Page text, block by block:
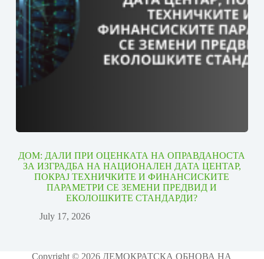
ДОМ: ДАЛИ ПРИ ОЦЕНКАТА НА ОПРАВДАНОСТА
ЗА ИЗГРАДБА НА НАЦИОНАЛЕН ДАТА ЦЕНТАР,
ПОКРАЈ ТЕХНИЧКИТЕ И ФИНАНСИСКИТЕ
ПАРАМЕТРИ СЕ ЗЕМЕНИ ПРЕДВИД И
ЕКОЛОШКИТЕ СТАНДАРДИ?
July 17, 2026
Copyright © 2026 ДЕМОКРАТСКА ОБНОВА НА